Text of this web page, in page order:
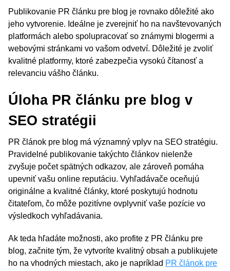
Publikovanie PR článku pre blog je rovnako dôležité ako
jeho vytvorenie. Ideálne je zverejniť ho na navštevovaných
platformách alebo spolupracovať so známymi blogermi a
webovými stránkami vo vašom odvetví. Dôležité je zvoliť
kvalitné platformy, ktoré zabezpečia vysokú čítanosť a
relevanciu vášho článku.
Úloha PR článku pre blog v
SEO stratégii
PR článok pre blog má významný vplyv na SEO stratégiu.
Pravidelné publikovanie takýchto článkov nielenže
zvyšuje počet spätných odkazov, ale zároveň pomáha
upevniť vašu online reputáciu. Vyhľadávače oceňujú
originálne a kvalitné články, ktoré poskytujú hodnotu
čitateľom, čo môže pozitívne ovplyvniť vaše pozície vo
výsledkoch vyhľadávania.
Ak teda hľadáte možnosti, ako profite z PR článku pre
blog, začnite tým, že vytvoríte kvalitný obsah a publikujete
ho na vhodných miestach, ako je napríklad PR článok pre